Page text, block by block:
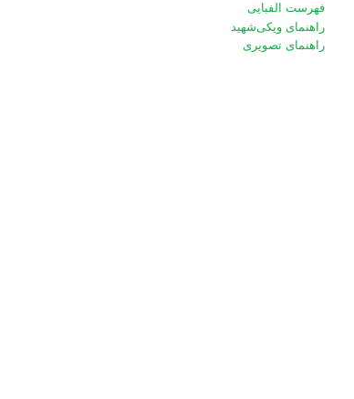
فهرست الفبایی
راهنمای ویکی‌شهید
راهنمای تصویری